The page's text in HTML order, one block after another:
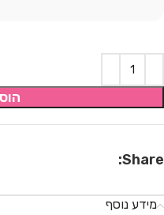
Share:
מידע נוסף